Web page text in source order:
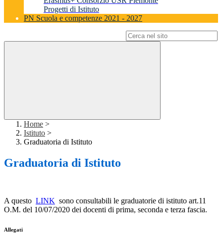
Progetti di Istituto
PN Scuola e competenze 2021 - 2027
Home >
Istituto >
Graduatoria di Istituto
Graduatoria di Istituto
A questo LINK sono consultabili le graduatorie di istituto art.11
O.M. del 10/07/2020 dei docenti di prima, seconda e terza fascia.
Allegati